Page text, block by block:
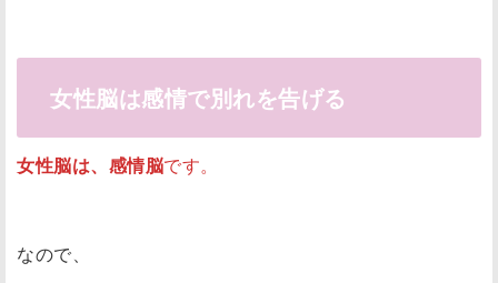
女性脳は感情で別れを告げる
女性脳は、感情脳です。
なので、